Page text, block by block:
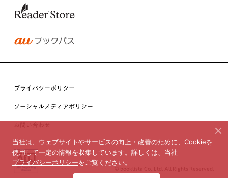
プライバシーポリシー
ソーシャルメディアポリシー
お問い合わせ
© booklista Co.,Ltd. All Rights Reserved.
当社は、ウェブサイトやサービスの向上・改善のために、Cookieを
使用して一定の情報を収集しています。詳しくは、当社
プライバシーポリシーをご覧ください。